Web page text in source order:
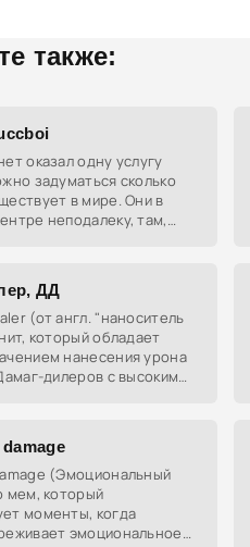
также:
оказал одну услугу
задуматься сколько
в мире. Они в
неподалеку, там,
ДД
(от англ. "наноситель
который обладает
нанесения урона
дилеров с высоким
(Эмоциональный
мем, который
моменты, когда
эмоциональное